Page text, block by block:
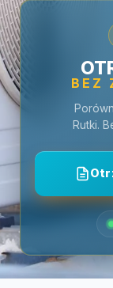
BEZ
Rutki.